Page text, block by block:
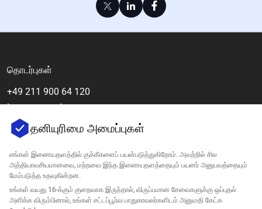
தொடர்புகள்
+49 211 900 64 120
[email protected]
தனியுரிமை அமைப்புகள்
எங்கள் இணையதளத்தில் குக்கீகளைப் பயன்படுத்துகிறோம். அவற்றில் சில
அத்தியாவசியமானவை, மற்றவை இந்த இணையதளத்தையும் பயனர் அனுபவத்தையும்
மேம்படுத்த உதவுகின்றன.
உங்கள் வயது 16-க்கும் குறைவாக இருந்தால், விருப்பமான சேவைகளுக்கு ஒப்புதல்
அளிக்க விரும்பினால், உங்கள் சட்டப்பூர்வ பாதுகாவலர்களிடம் அனுமதி கேட்க